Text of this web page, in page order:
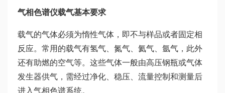
气相色谱仪载气基本要求
载气的气体必须为惰性气体，即不与样品或者固定相
反应。常用的载气有氢气、氮气、氦气、氩气，此外
还有助燃的空气等。这些气体一般由高压钢瓶或气体
发生器供气，需经过净化、稳压、流量控制和测量后
进入气相色谱系统。